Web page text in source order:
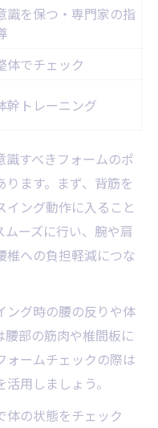
識を保つ・専門家の指
体でチェック
幹トレーニング
すべきフォームのポ
ます。まず、背筋を
ング動作に入ること
ーズに行い、腕や肩
椎への負担軽減につな
ング時の腰の反りや体
腰部の筋肉や椎間板に
ォームチェックの際は
用しましょう。
体の状態をチェック